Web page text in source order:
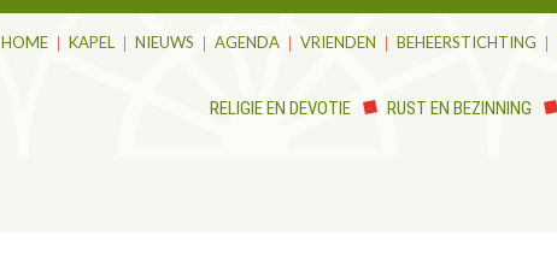
HOME KAPEL NIEUWS AGENDA VRIENDEN BEHEERSTICHTING
RELIGIE EN DEVOTIE RUST EN BEZINNING